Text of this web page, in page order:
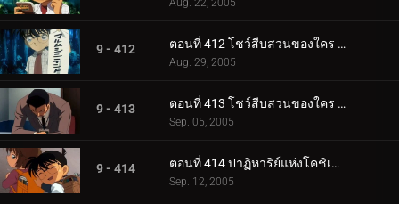
Aug. 22, 2005
9 - 412 ตอนที่ 412 โชว์สืบสวนของใคร (ตอนแรก)
Aug. 29, 2005
9 - 413 ตอนที่ 413 โชว์สืบสวนของใคร (ตอนจบ)
Sep. 05, 2005
9 - 414 ตอนที่ 414 ปาฏิหาริย์แห่งโคชิเอน ไม่ยอมแพ้ปิศาจที่มองไม่เห็น (ตอนพิเศษ ตอนแรก) ยอดนักสืบจิ๋วโคน_.
Sep. 12, 2005